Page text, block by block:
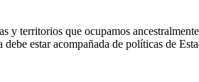
territorios que ocupamos
estar acompañada de políticas de